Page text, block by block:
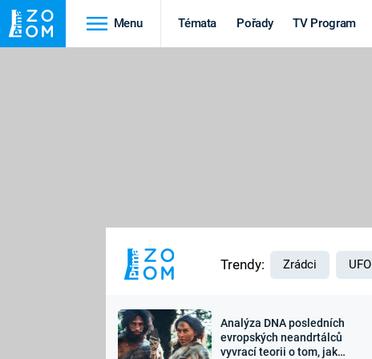
Menu Témata Pořady TV Program
Výročí
Trendy: Zrádci UFO
Analýza DNA posledních
evropských neandrtálců
vyvrací teorii o tom, jak